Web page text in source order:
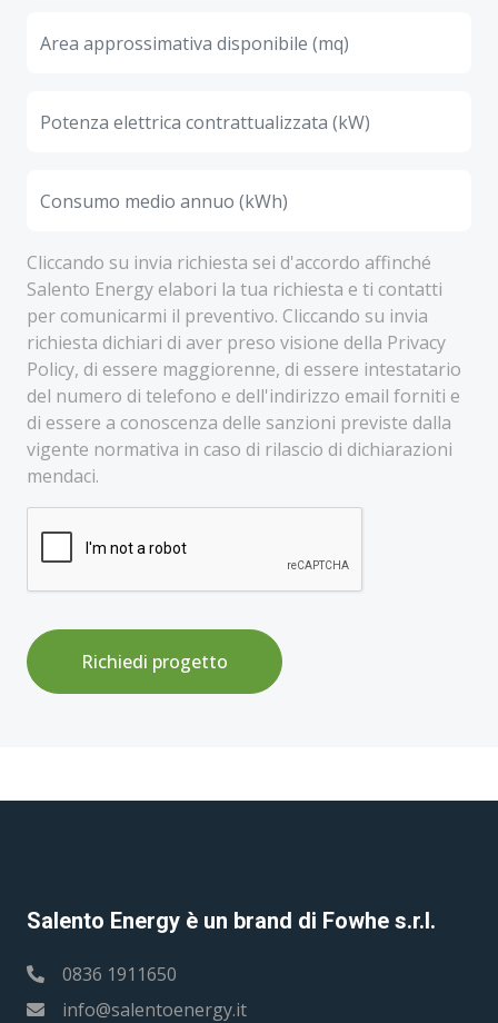
Cliccando su invia richiesta sei d'accordo affinché
Salento Energy elabori la tua richiesta e ti contatti
per comunicarmi il preventivo. Cliccando su invia
richiesta dichiari di aver preso visione della Privacy
Policy, di essere maggiorenne, di essere intestatario
del numero di telefono e dell'indirizzo email forniti e
di essere a conoscenza delle sanzioni previste dalla
vigente normativa in caso di rilascio di dichiarazioni
mendaci.
Richiedi progetto
Salento Energy è un brand di Fowhe s.r.l.
0836 1911650
info@salentoenergy.it